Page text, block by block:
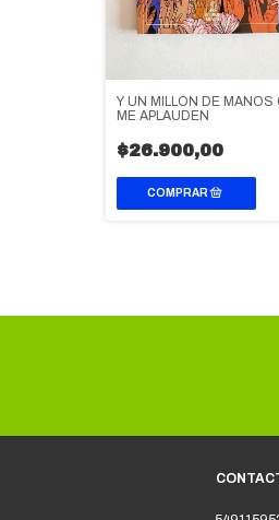
Y UN MILLÓN DE MANOS
ME APLAUDEN
$26.900,00